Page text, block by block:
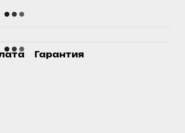
Гарантия